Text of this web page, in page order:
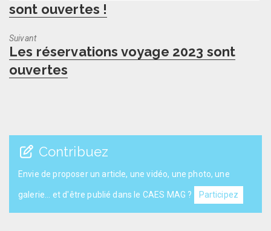
sont ouvertes !
Suivant
Next
post:
Les réservations voyage 2023 sont
ouvertes
Contribuez
Envie de proposer un article, une vidéo, une photo, une
galerie... et d'être publié dans le CAES MAG ? Participez